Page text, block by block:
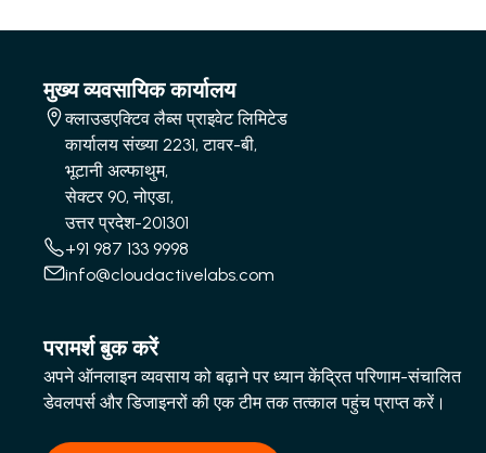
मुख्य व्यवसायिक कार्यालय
क्लाउडएक्टिव लैब्स प्राइवेट लिमिटेड
कार्यालय संख्या 2231, टावर-बी,
भूटानी अल्फाथुम,
सेक्टर 90, नोएडा,
उत्तर प्रदेश-201301
+91 987 133 9998
info@cloudactivelabs.com
परामर्श बुक करें
अपने ऑनलाइन व्यवसाय को बढ़ाने पर ध्यान केंद्रित परिणाम-संचालित
डेवलपर्स और डिजाइनरों की एक टीम तक तत्काल पहुंच प्राप्त करें।